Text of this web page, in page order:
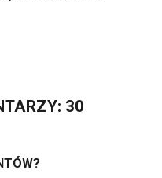
: 30